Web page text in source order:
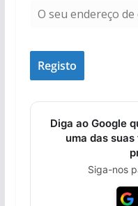
Diga ao Google
uma das
Siga-nos